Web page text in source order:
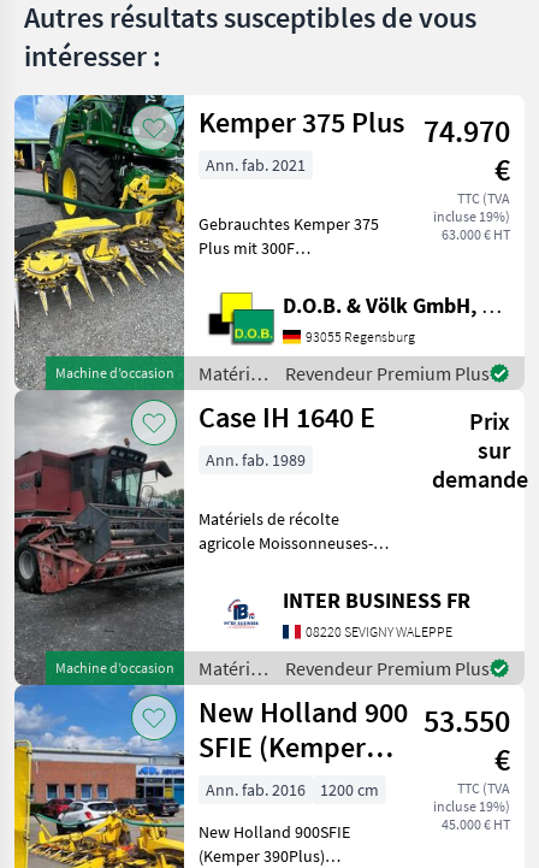
Marketplace
distributeurs annonces
Autres résultats susceptibles de vous
intéresser :
Machine d’occasion
Kemper 375 Plus 74.970
€
TTC (TVA
incluse 19%)
63.000 € HT
Ann. fab. 2021
Gebrauchtes Kemper 375
Plus mit 300F
07.2021 * AHC -
Automatische
Höhenführung *
Zünslerbügel * Komfort
Zusatzfahrwerk 300F Das
Maisgebiss
D.O.B. & Völk GmbH, Filiale Regensburg
93055 Regensburg
Matériels
de
récolte
/
Revendeur Premium Plus
Machine d’occasion
Case IH 1640 E
Prix
sur
demande
Ann. fab. 1989
Matériels de récolte
agricole Moissonneuses-
INTER BUSINESS FR
08220 SEVIGNY WALEPPE
Matériels
de
récolte
agricole
/ Case IH
Revendeur Premium Plus
New Holland 900
SFIE (Kemper
390Plus)
53.550
€
TTC (TVA
incluse 19%)
45.000 € HT
Ann. fab. 2016
1200 cm
New Holland 900SFIE
(Kemper 390Plus)